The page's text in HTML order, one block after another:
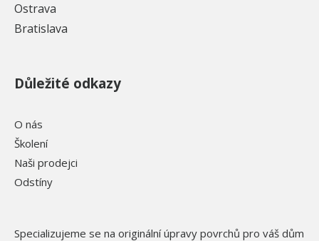
Ostrava
Bratislava
Důležité odkazy
O nás
Školení
Naši prodejci
Odstíny
Specializujeme se na originální úpravy povrchů pro váš dům